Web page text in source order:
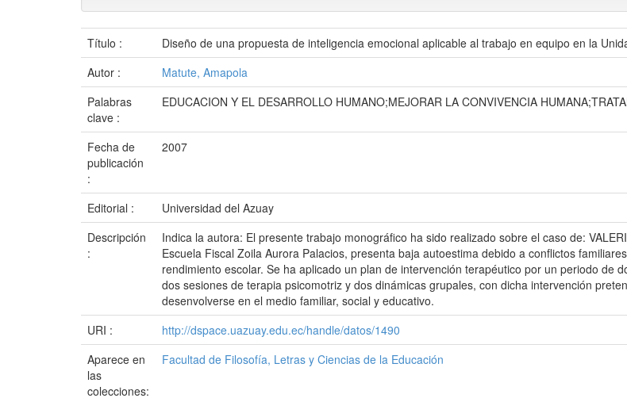
Título :
Diseño de una propuesta de inteligencia emocional aplicable al trabajo en equipo en la
Autor :
Matute, Amapola
Palabras
clave :
EDUCACION Y EL DESARROLLO HUMANO;MEJORAR LA CONVIVENCIA
Fecha de
publicación
:
2007
Editorial :
Universidad del Azuay
Descripción
:
Indica la autora: El presente trabajo monográfico ha sido realizado sobre el caso de:
Escuela Fiscal Zoila Aurora Palacios, presenta baja autoestima debido a conflictos
rendimiento escolar. Se ha aplicado un plan de intervención terapéutico por un periodo de
dos sesiones de terapia psicomotriz y dos dinámicas grupales, con dicha intervención
desenvolverse en el medio familiar, social y educativo.
URI :
http://dspace.uazuay.edu.ec/handle/datos/1490
Aparece en
las
colecciones:
Facultad de Filosofía, Letras y Ciencias de la Educación